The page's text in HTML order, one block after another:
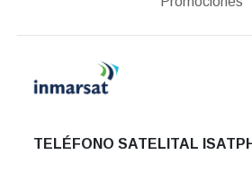
TELÉFONO SATELITAL